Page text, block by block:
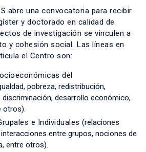
abre una convocatoria para recibir
y doctorado en calidad de
de investigación se vinculen a
y cohesión social. Las líneas en
el Centro son:
del
pobreza, redistribución,
discriminación, desarrollo económico,
otros).
e Individuales (relaciones
entre grupos, nociones de
entre otros).